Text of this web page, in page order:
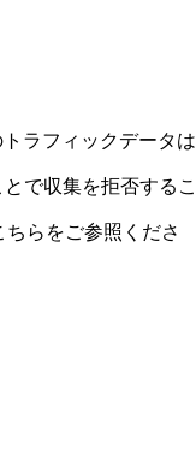
ラフィックデータは
で収集を拒否するこ
らをご参照くださ